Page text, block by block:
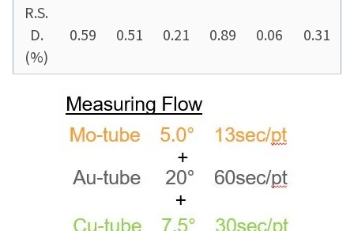
R.S.
D.
(%)
0.59 0.51 0.21 0.89 0.06 0.31